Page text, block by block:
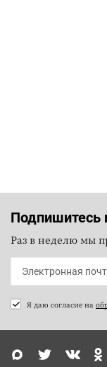
Подпишитесь
Раз в неделю мы
Я даю согласие на